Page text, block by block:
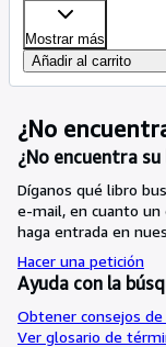
Mostrar más
Añadir al carrito
¿No
¿No encuentra su
Díganos qué libro
e-mail, en cuanto un
haga entrada en
Hacer una petición
Ayuda con la
Obtener consejos
Ver glosario de